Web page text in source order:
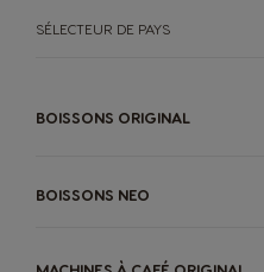
SÉLECTEUR DE PAYS
BOISSONS ORIGINAL
BOISSONS NEO